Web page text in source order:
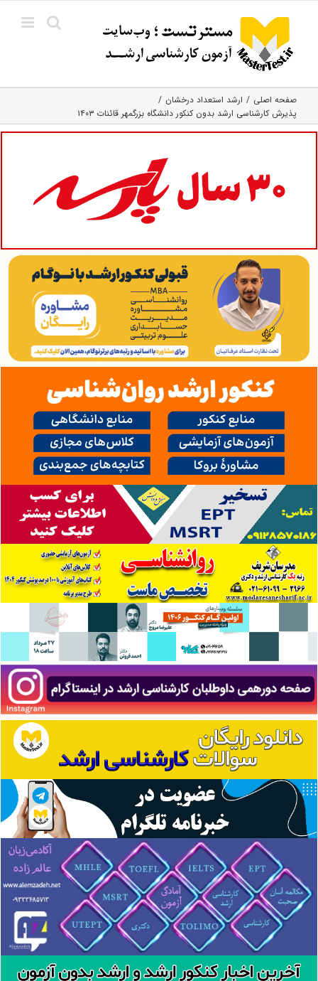
content
صفحه اصلی
ارشد استعداد درخشان
پذیرش کارشناسی ارشد بدون کنکور دانشگاه بزرگمهر قائنات ۱۴۰۳